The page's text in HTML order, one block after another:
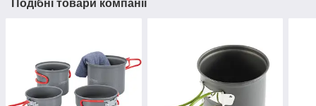
Подібні товари компанії